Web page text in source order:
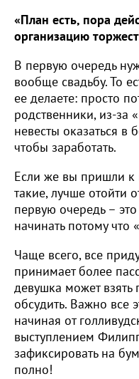
«План есть, пора
организацию
В первую очередь
вообще свадьбу. То
ее делаете: просто
родственники, из-за
невесты оказаться в
чтобы заработать.
Если же вы пришли к
такие, лучше отойти
первую очередь –
начинать потому что
Чаще всего, все
принимает более
девушка может взять
обсудить. Важно все
начиная от
выступлением
зафиксировать на
полно!